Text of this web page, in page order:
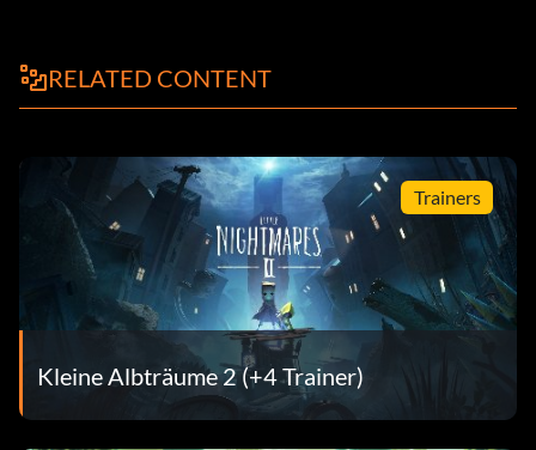
RELATED CONTENT
Trainers
Kleine Albträume 2 (+4 Trainer)